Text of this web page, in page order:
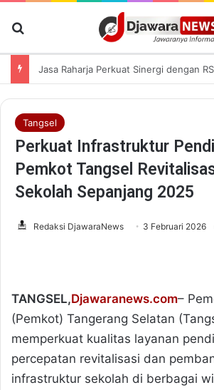
Tangsel
Perkuat Infrastruktur
Pemkot Tangsel
Sekolah Sepanjang 2025
Redaksi DjawaraNews 3 Februari 2026
TANGSEL,Djawaranews.com–
(Pemkot) Tangerang Selatan
memperkuat kualitas layanan
percepatan revitalisasi dan
infrastruktur sekolah di berbagai